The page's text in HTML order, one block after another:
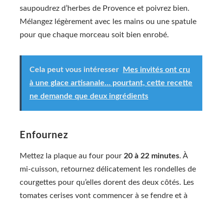
saupoudrez d’herbes de Provence et poivrez bien.
Mélangez légèrement avec les mains ou une spatule
pour que chaque morceau soit bien enrobé.
Cela peut vous intéresser
Mes invités ont cru
à une glace artisanale… pourtant, cette recette
ne demande que deux ingrédients
Enfournez
Mettez la plaque au four pour 20 à 22 minutes. À
mi-cuisson, retournez délicatement les rondelles de
courgettes pour qu’elles dorent des deux côtés. Les
tomates cerises vont commencer à se fendre et à